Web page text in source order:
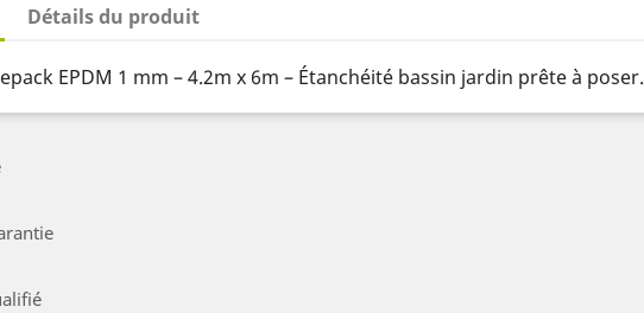
Détails du produit
EPDM 1 mm – 4.2m x 6m – Étanchéité bassin jardin prête à poser.